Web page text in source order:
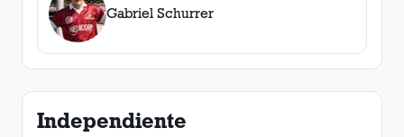
Gabriel Schurrer
Independiente